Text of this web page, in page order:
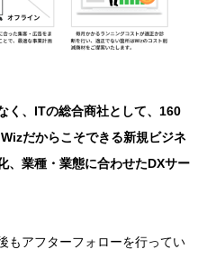
く、ITの総合商社として、160
だからこそできる新規ビジネ
、業種・業態に合わせたDXサー
もアフターフォローを行ってい